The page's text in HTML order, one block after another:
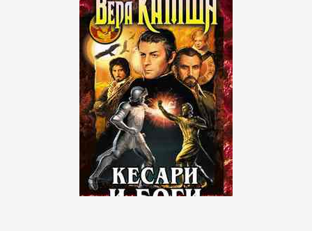
Делопроизводство
Зарубежная
литература